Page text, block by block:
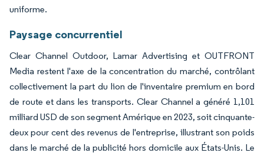
uniforme.
Paysage concurrentiel
Clear Channel Outdoor, Lamar Advertising et OUTFRONT
Media restent l'axe de la concentration du marché, contrôlant
collectivement la part du lion de l'inventaire premium en bord
de route et dans les transports. Clear Channel a généré 1,101
milliard USD de son segment Amérique en 2023, soit cinquante-
deux pour cent des revenus de l'entreprise, illustrant son poids
dans le marché de la publicité hors domicile aux États-Unis. Le